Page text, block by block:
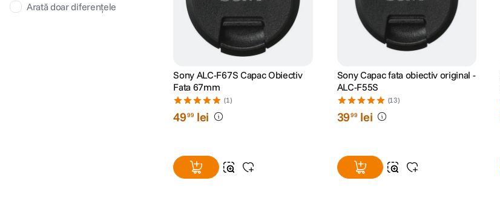
Arată doar diferențele
Sony ALC-F67S Capac Obiectiv
Fata 67mm
(1)
4999 lei
Sony Capac fata obiectiv original -
ALC-F55S
(13)
3999 lei